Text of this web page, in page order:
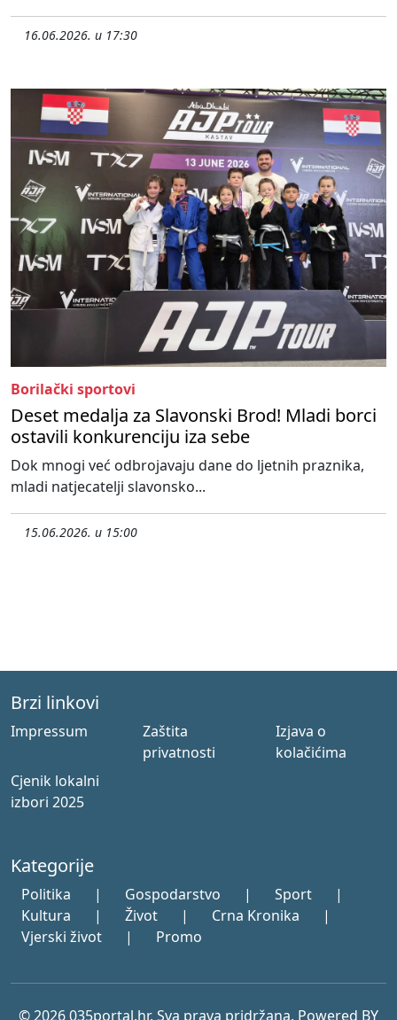
16.06.2026. u 17:30
Borilački sportovi
Deset medalja za Slavonski Brod! Mladi borci
ostavili konkurenciju iza sebe
Dok mnogi već odbrojavaju dane do ljetnih praznika,
mladi natjecatelji slavonsko...
15.06.2026. u 15:00
Brzi linkovi
Impressum
Zaštita
privatnosti
Izjava o
kolačićima
Cjenik lokalni
izbori 2025
Kategorije
Politika | Gospodarstvo | Sport
|
Kultura
| Život | Crna Kronika
|
Vjerski život
| Promo
© 2026 035portal.hr. Sva prava pridržana. Powered BY